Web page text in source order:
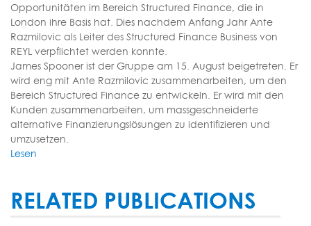
Opportunitäten im Bereich Structured Finance, die in
London ihre Basis hat. Dies nachdem Anfang Jahr Ante
Razmilovic als Leiter des Structured Finance Business von
REYL verpflichtet werden konnte.
James Spooner ist der Gruppe am 15. August beigetreten. Er
wird eng mit Ante Razmilovic zusammenarbeiten, um den
Bereich Structured Finance zu entwickeln. Er wird mit den
Kunden zusammenarbeiten, um massgeschneiderte
alternative Finanzierungslösungen zu identifizieren und
umzusetzen.
Lesen
RELATED PUBLICATIONS